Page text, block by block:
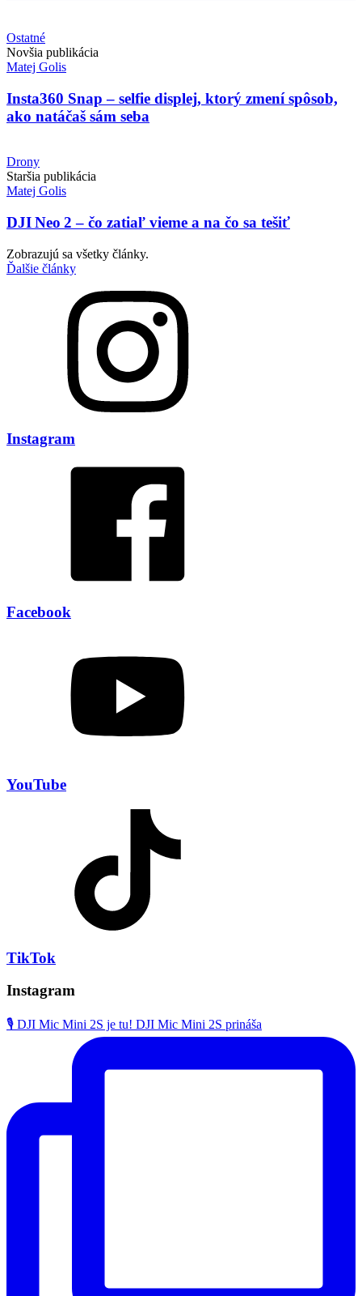
Ostatné
Novšia publikácia
Matej Golis
Insta360 Snap – selfie displej, ktorý zmení spôsob,
ako natáčaš sám seba
Drony
Staršia publikácia
Matej Golis
DJI Neo 2 – čo zatiaľ vieme a na čo sa tešiť
Zobrazujú sa všetky články.
Ďalšie články
Instagram
Facebook
YouTube
TikTok
Instagram
🎙️ DJI Mic Mini 2S je tu! DJI Mic Mini 2S prináša